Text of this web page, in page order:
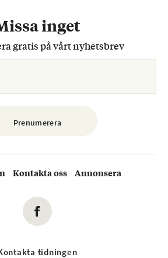
inget
gratis på vårt nyhetsbrev
Kontakta oss Annonsera
tidningen